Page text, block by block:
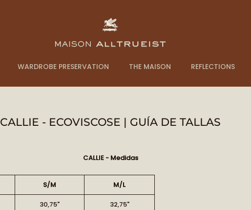
WARDROBE PRESERVATION THE MAISON REFLECTIONS
CALLIE - ECOVISCOSE | GUÍA DE TALLAS
CALLIE - Medidas
S/M M/L
30,75" 32,75"